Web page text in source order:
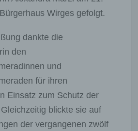
Wirges gefolgt.
dankte die
den
und
für ihren
Einsatz zum Schutz der
blickte sie auf
der vergangenen zwölf